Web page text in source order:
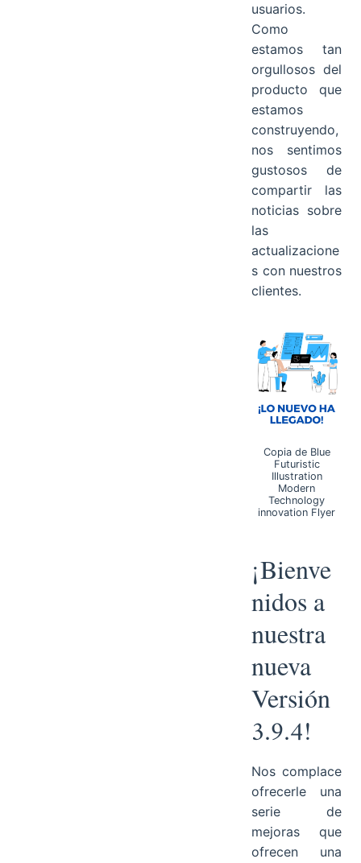
usuarios.
Como
estamos tan
orgullosos del
producto que
estamos
construyendo,
nos sentimos
gustosos de
compartir las
noticias sobre
las
actualizacione
s con nuestros
clientes.
Copia de Blue
Futuristic
Illustration
Modern
Technology
innovation Flyer
¡Bienve
nidos a
nuestra
nueva
Versión
3.9.4!
Nos complace
ofrecerle una
serie de
mejoras que
ofrecen una